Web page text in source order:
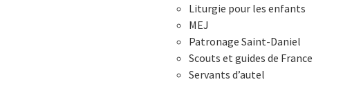
Liturgie pour les enfants
MEJ
Patronage Saint-Daniel
Scouts et guides de France
Servants d’autel